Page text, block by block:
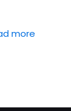
more